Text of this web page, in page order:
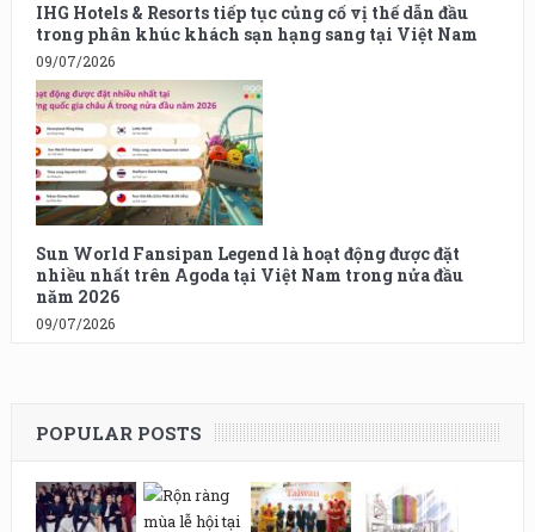
IHG Hotels & Resorts tiếp tục củng cố vị thế dẫn đầu
trong phân khúc khách sạn hạng sang tại Việt Nam
09/07/2026
Sun World Fansipan Legend là hoạt động được đặt
nhiều nhất trên Agoda tại Việt Nam trong nửa đầu
năm 2026
09/07/2026
POPULAR POSTS